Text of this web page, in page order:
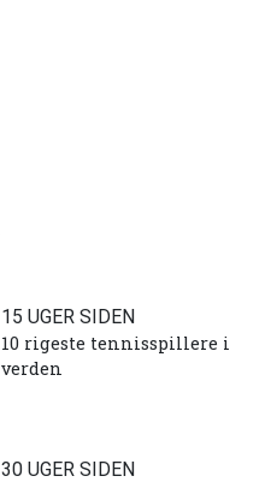
15 UGER SIDEN
10 rigeste tennisspillere i
verden
30 UGER SIDEN